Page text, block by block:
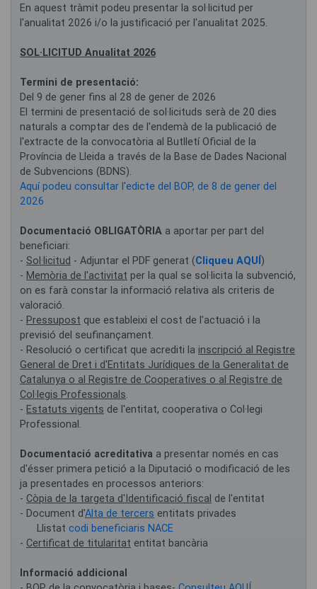
En aquest tràmit podeu presentar la sol·licitud per
l'anualitat 2026 i/o la justificació per l'anualitat 2025.
SOL·LICITUD Anualitat 2026
Termini de presentació:
Del 9 de gener fins al 28 de gener de 2026
El termini de presentació de sol·licituds serà de 20 dies
naturals a comptar des de l'endemà de la publicació de
l'extracte de la convocatòria al Butlletí Oficial de la
Província de Lleida a través de la Base de Dades Nacional
de Subvencions (BDNS).
Aquí podeu consultar l'edicte del BOP, de 8 de gener del
2026
Documentació OBLIGATÒRIA a aportar per part del
beneficiari:
- Sol·licitud - Adjuntar el PDF generat (Cliqueu AQUÍ)
- Memòria de l'activitat per la qual se sol·licita la subvenció,
on es farà constar la informació relativa als criteris de
valoració.
- Pressupost que estableixi el cost de l'actuació i la
previsió del seufinançament.
- Resolució o certificat que acrediti la inscripció al Registre
General de Dret i d'Entitats Jurídiques de la Generalitat de
Catalunya o al Registre de Cooperatives o al Registre de
Col·legis Professionals.
- Estatuts vigents de l'entitat, cooperativa o Col·legi
Professional.
Documentació acreditativa a presentar només en cas
d'ésser primera petició a la Diputació o modificació de les
ja presentades en processos anteriors:
- Còpia de la targeta d'Identificació fiscal de l'entitat
- Document d'Alta de tercers entitats privades
Llistat codi beneficiaris NACE
- Certificat de titularitat entitat bancària
Informació addicional